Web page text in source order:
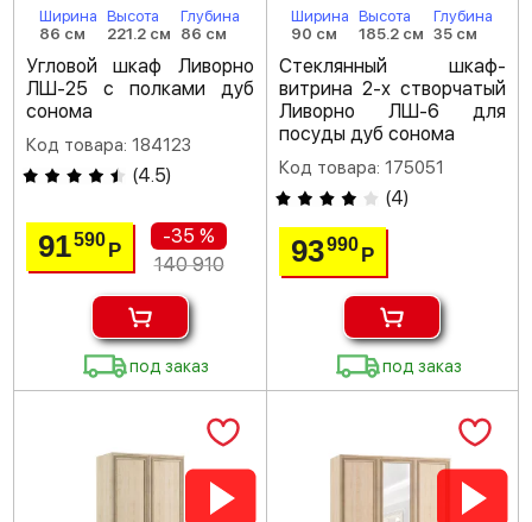
Ширина
86 см
Высота
221.2 см
Глубина
86 см
Угловой шкаф Ливорно
ЛШ-25 с полками дуб
сонома
Код товара: 184123
(4.5)
91590Р
-35 %
140 910
под заказ
Ширина
90 см
Высота
185.2 см
Глубина
35 см
Стеклянный шкаф-
витрина 2-х створчатый
Ливорно ЛШ-6 для
посуды дуб сонома
Код товара: 175051
(4)
93990 Р
под заказ